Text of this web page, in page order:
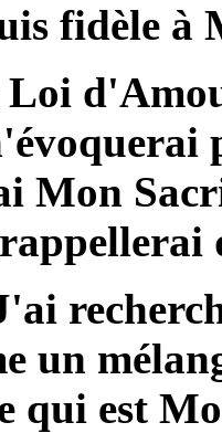
fidèle à
Mon
un
qui est